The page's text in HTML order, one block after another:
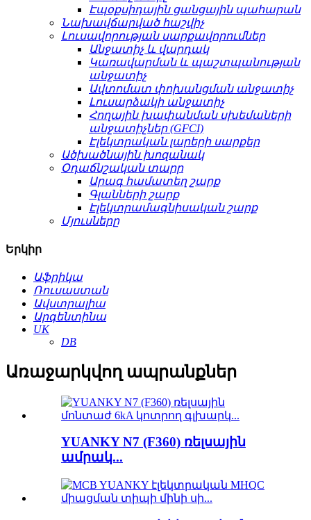
Էպօքսիդային ցանցային պահարան
Նախավճարված հաշվիչ
Լուսավորության սարքավորումներ
Անջատիչ և վարդակ
Կառավարման և պաշտպանության
անջատիչ
Ավտոմատ փոխանցման անջատիչ
Լուսարձակի անջատիչ
Հողային խափանման սխեմաների
անջատիչներ (GFCI)
Էլեկտրական լարերի սարքեր
Ածխածնային խոզանակ
Օդաճնշական տարր
Արագ համատեղ շարք
Գլանների շարք
Էլեկտրամագնիսական շարք
Մյուսները
Երկիր
Աֆրիկա
Ռուսաստան
Ավստրալիա
Արգենտինա
UK
DB
Առաջարկվող ապրանքներ
YUANKY N7 (F360) ռելսային
ամրակ...